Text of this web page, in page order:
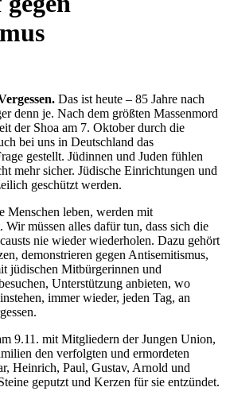
Das ist heute – 85 Jahre nach
denn je. Nach dem größten Massenmord
der Shoa am 7. Oktober durch die
bei uns in Deutschland das
gestellt. Jüdinnen und Juden fühlen
mehr sicher. Jüdische Einrichtungen und
geschützt werden.
Menschen leben, werden mit
Wir müssen alles dafür tun, dass sich die
nie wieder wiederholen. Dazu gehört
demonstrieren gegen Antisemitismus,
jüdischen Mitbürgerinnen und
Unterstützung anbieten, wo
immer wieder, jeden Tag, an
9.11. mit Mitgliedern der Jungen Union,
den verfolgten und ermordeten
Heinrich, Paul, Gustav, Arnold und
geputzt und Kerzen für sie entzündet.